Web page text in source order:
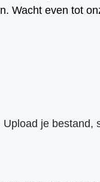
Wacht even tot
je